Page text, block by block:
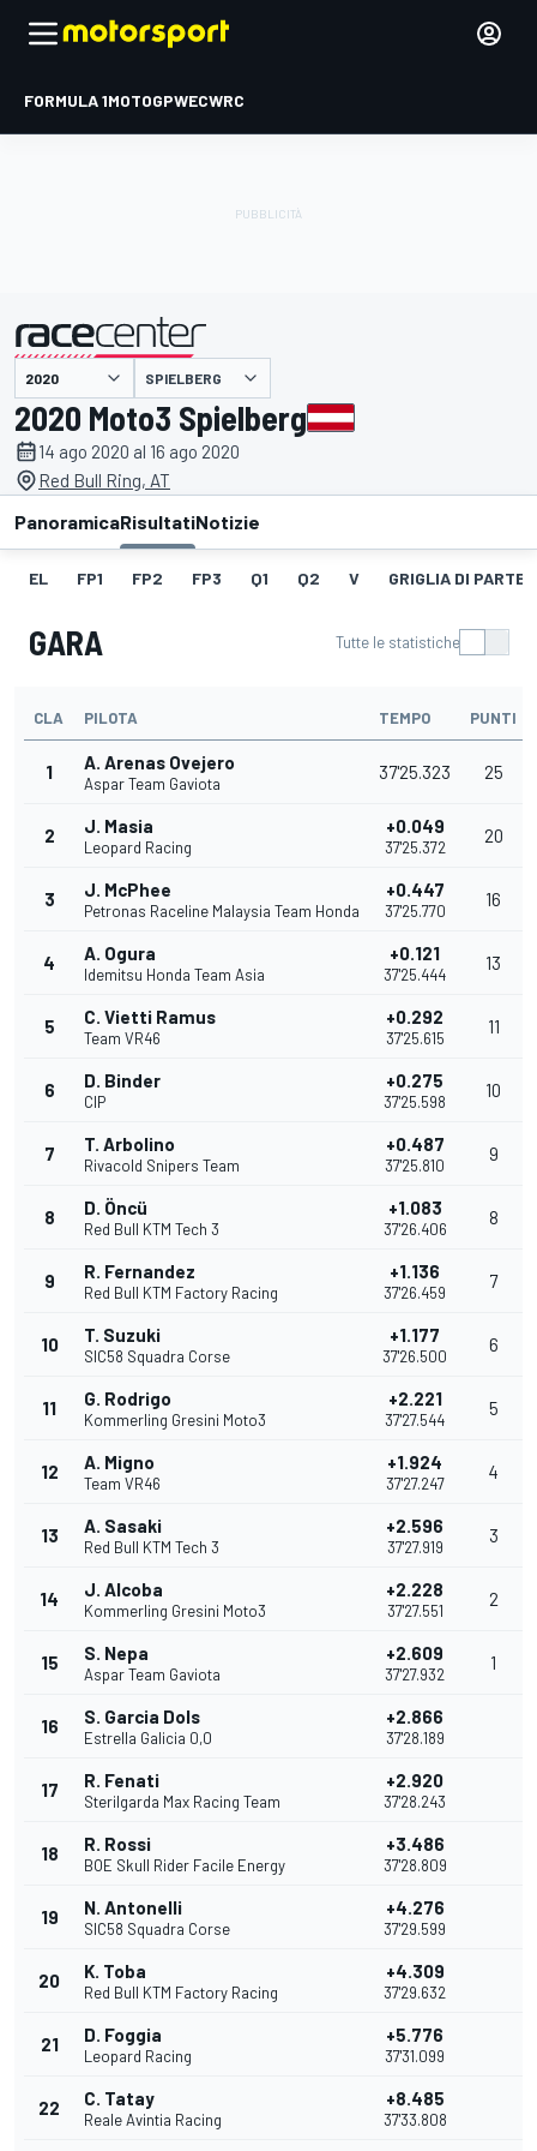
FORMULA 1MOTOGPWECWRC
presentato da SPIELBERG
2020 Moto3 Spielberg
14 ago 2020 al 16 ago 2020
Red Bull Ring, AT
PanoramicaRisultatiNotizie
EL FP1 FP2 FP3 Q1 Q2 V GRIGLIA DI
GARA Tutte le statistiche
CLA PILOTA TEMPO PUNTI
1 A. Arenas Ovejero
Aspar Team Gaviota
37'25.323 25
2 J. Masia
Leopard Racing
+0.049
37'25.372
20
3 J. McPhee
Petronas Raceline Malaysia Team Honda
+0.447
37'25.770
16
4 A. Ogura
Idemitsu Honda Team Asia
+0.121
37'25.444
13
5 C. Vietti Ramus
Team VR46
+0.292
37'25.615
11
6 D. Binder
CIP
+0.275
37'25.598
10
7 T. Arbolino
Rivacold Snipers Team
+0.487
37'25.810
9
8 D. Öncü
Red Bull KTM Tech 3
+1.083
37'26.406
8
9 R. Fernandez
Red Bull KTM Factory Racing
+1.136
37'26.459
7
10 T. Suzuki
SIC58 Squadra Corse
+1.177
37'26.500
6
11 G. Rodrigo
Kommerling Gresini Moto3
+2.221
37'27.544
5
12 A. Migno
Team VR46
+1.924
37'27.247
4
13 A. Sasaki
Red Bull KTM Tech 3
+2.596
37'27.919
3
14 J. Alcoba
Kommerling Gresini Moto3
+2.228
37'27.551
2
15 S. Nepa
Aspar Team Gaviota
+2.609
37'27.932
1
16 S. Garcia Dols
Estrella Galicia 0,0
+2.866
37'28.189
17 R. Fenati
Sterilgarda Max Racing Team
+2.920
37'28.243
18 R. Rossi
BOE Skull Rider Facile Energy
+3.486
37'28.809
19 N. Antonelli
SIC58 Squadra Corse
+4.276
37'29.599
20 K. Toba
Red Bull KTM Factory Racing
+4.309
37'29.632
21 D. Foggia
Leopard Racing
+5.776
37'31.099
22 C. Tatay
Reale Avintia Racing
+8.485
37'33.808